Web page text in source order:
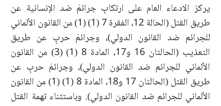
يركز الادعاء العام على ارتكابِ جرائمَ ضد الإنسانية عن
طريق القتل (الحالة 12، الفقرة 7 (1) (1) من القانون الألماني
للجرائم ضد القانون الدولي)، وجرائمَ حربٍ عن طريق
التعذيب (الحالتان 16 و17، المادة 8 (1) (3) من القانون
الألماني للجرائم ضد القانون الدولي)، وجرائمَ حربٍ عن
طريق القتل (الحالتان 17 و18، المادة 8 (1) (1) من القانون
الألماني للجرائم ضد القانون الدولي). وباستثناء تهمة القتل